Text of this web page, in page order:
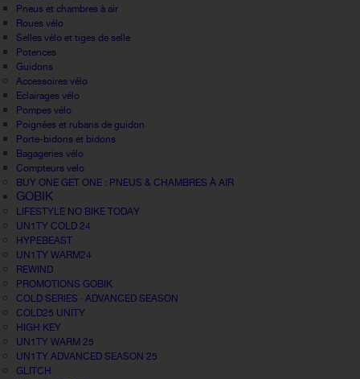
Pneus et chambres à air
Roues vélo
Selles vélo et tiges de selle
Potences
Guidons
Accessoires vélo
Eclairages vélo
Pompes vélo
Poignées et rubans de guidon
Porte-bidons et bidons
Bagageries vélo
Compteurs velo
BUY ONE GET ONE : PNEUS & CHAMBRES À AIR
GOBIK
LIFESTYLE NO BIKE TODAY
UN1TY COLD 24
HYPEBEAST
UN1TY WARM24
REWIND
PROMOTIONS GOBIK
COLD SERIES · ADVANCED SEASON
COLD25 UNITY
HIGH KEY
UN1TY WARM 25
UN1TY ADVANCED SEASON 25
GLITCH